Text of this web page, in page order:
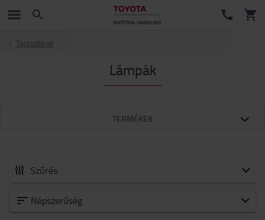
Tartozékok
Lámpák
TERMÉKEK
Szűrés:
Minden Tartozékok
Népszerűség